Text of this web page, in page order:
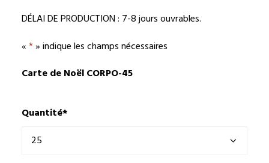
DÉLAI DE PRODUCTION : 7-8 jours ouvrables.
«*» indique les champs nécessaires
Carte de Noël CORPO-45
Quantité*